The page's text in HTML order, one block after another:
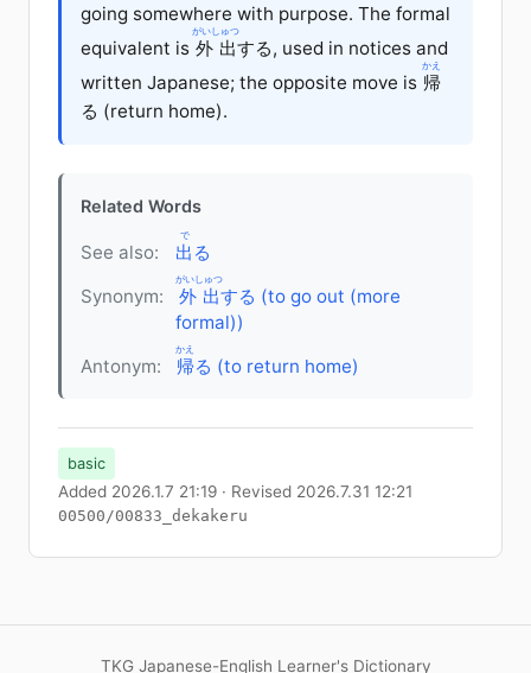
going somewhere with purpose. The formal
equivalent is 外出
がいしゅつ
する, used in notices and
written Japanese; the opposite move is 帰
かえ
る (return home).
Related Words
See also: 出
で
る
Synonym:
外出
がいしゅつ
する (to go out (more
formal))
Antonym:
帰
かえ
る (to return home)
basic
Added 2026.1.7 21:19 · Revised 2026.7.31 12:21
00500/00833_dekakeru
TKG Japanese-English Learner's Dictionary